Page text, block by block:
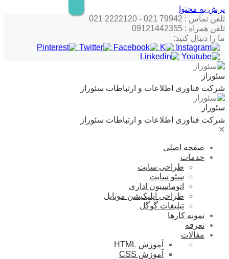
پرش به محتوا
تلفن تماس : 79942 021 - 2222120 021
تلفن همراه : 09121442355
ما را دنبال کنید:
سئوراز
شرکت فناوری اطلاعات و ارتباطات سئوراز
سئوراز
شرکت فناوری اطلاعات و ارتباطات سئوراز
✕
صفحه اصلی
خدمات
طراحی سایت
سئو سایت
اتوماسیون اداری
طراحی اپلیکیشن موبایل
تبلیغات گوگل
نمونه کارها
تعرفه
مقالات
آموزش HTML
آموزش CSS